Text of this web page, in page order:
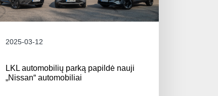
2025-03-12
LKL automobilių parką papildė nauji
„Nissan“ automobiliai